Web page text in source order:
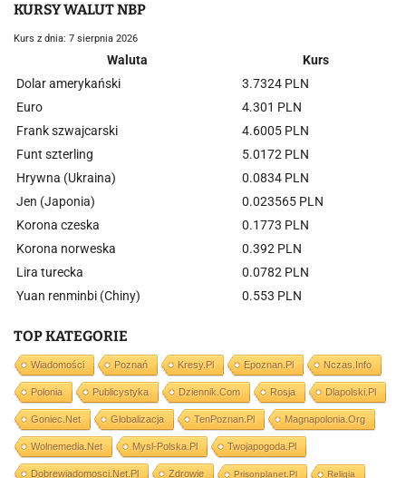
KURSY WALUT NBP
Kurs z dnia: 7 sierpnia 2026
Waluta
Kurs
Dolar amerykański
3.7324 PLN
Euro
4.301 PLN
Frank szwajcarski
4.6005 PLN
Funt szterling
5.0172 PLN
Hrywna (Ukraina)
0.0834 PLN
Jen (Japonia)
0.023565 PLN
Korona czeska
0.1773 PLN
Korona norweska
0.392 PLN
Lira turecka
0.0782 PLN
Yuan renminbi (Chiny)
0.553 PLN
TOP KATEGORIE
Wiadomości Poznań Kresy.pl Epoznan.pl Nczas.info
Polonia Publicystyka Dziennik.com Rosja Dlapolski.pl
Goniec.net Globalizacja TenPoznan.pl Magnapolonia.org
Wolnemedia.net Mysl-Polska.pl Twojapogoda.pl
Dobrewiadomosci.net.pl Zdrowie Prisonplanet.pl Religia